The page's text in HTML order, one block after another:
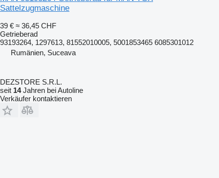
Sattelzugmaschine
39 € ≈ 36,45 CHF
Getrieberad
93193264, 1297613, 81552010005, 5001853465 6085301012
Rumänien, Suceava
DEZSTORE S.R.L.
seit 14Jahren bei Autoline
Verkäufer kontaktieren